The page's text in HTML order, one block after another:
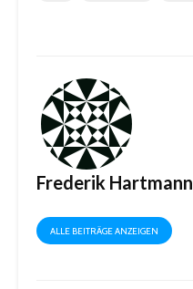
Frederik Hartmann
ALLE BEITRÄGE ANZEIGEN